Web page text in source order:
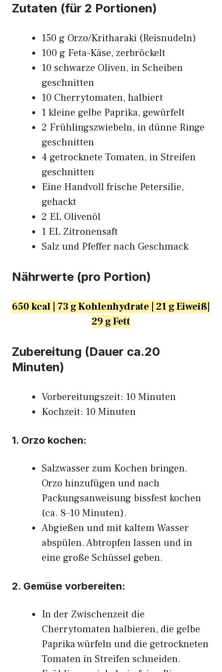
Zutaten (für 2 Portionen)
150 g Orzo/Kritharaki (Reisnudeln)
100 g Feta-Käse, zerbröckelt
10 schwarze Oliven, in Scheiben
geschnitten
10 Cherrytomaten, halbiert
1 kleine gelbe Paprika, gewürfelt
2 Frühlingszwiebeln, in dünne Ringe
geschnitten
4 getrocknete Tomaten, in Streifen
geschnitten
Eine Handvoll frische Petersilie,
gehackt
2 EL Olivenöl
1 EL Zitronensaft
Salz und Pfeffer nach Geschmack
Nährwerte (pro Portion)
650 kcal | 73 g Kohlenhydrate | 21 g Eiweiß|
29 g Fett
Zubereitung (Dauer ca.20
Minuten)
Vorbereitungszeit: 10 Minuten
Kochzeit: 10 Minuten
1. Orzo kochen:
Salzwasser zum Kochen bringen.
Orzo hinzufügen und nach
Packungsanweisung bissfest kochen
(ca. 8–10 Minuten).
Abgießen und mit kaltem Wasser
abspülen. Abtropfen lassen und in
eine große Schüssel geben.
2. Gemüse vorbereiten:
In der Zwischenzeit die
Cherrytomaten halbieren, die gelbe
Paprika würfeln und die getrockneten
Tomaten in Streifen schneiden.